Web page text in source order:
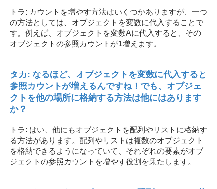
トラ: カウントを増やす方法はいくつかありますが、一つ
の方法としては、オブジェクトを変数に代入することで
す。例えば、オブジェクトを変数Aに代入すると、その
オブジェクトの参照カウントが1増えます。
タカ: なるほど、オブジェクトを変数に代入すると
参照カウントが増えるんですね！でも、オブジェ
クトを他の場所に格納する方法は他にはあります
か？
トラ: はい、他にもオブジェクトを配列やリストに格納す
る方法があります。配列やリストは複数のオブジェクト
を格納できるようになっていて、それぞれの要素がオブ
ジェクトの参照カウントを増やす役割を果たします。